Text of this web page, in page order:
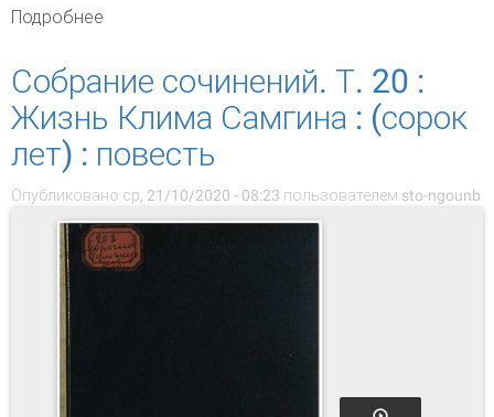
Подробнее
Собрание сочинений. Т. 20 :
Жизнь Клима Самгина : (сорок
лет) : повесть
Опубликовано ср, 21/10/2020 - 08:23 пользователем sto-ngounb